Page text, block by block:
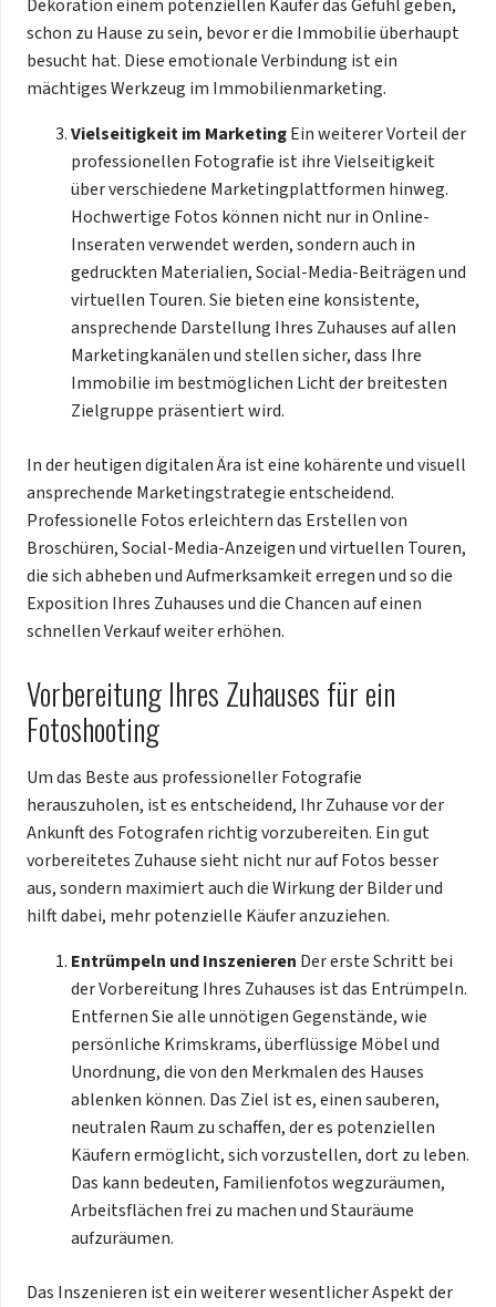
Dekoration einem potenziellen Käufer das Gefühl geben,
schon zu Hause zu sein, bevor er die Immobilie überhaupt
besucht hat. Diese emotionale Verbindung ist ein
mächtiges Werkzeug im Immobilienmarketing.
Vielseitigkeit im MarketingEin weiterer Vorteil der
professionellen Fotografie ist ihre Vielseitigkeit
über verschiedene Marketingplattformen hinweg.
Hochwertige Fotos können nicht nur in Online-
Inseraten verwendet werden, sondern auch in
gedruckten Materialien, Social-Media-Beiträgen und
virtuellen Touren. Sie bieten eine konsistente,
ansprechende Darstellung Ihres Zuhauses auf allen
Marketingkanälen und stellen sicher, dass Ihre
Immobilie im bestmöglichen Licht der breitesten
Zielgruppe präsentiert wird.
In der heutigen digitalen Ära ist eine kohärente und visuell
ansprechende Marketingstrategie entscheidend.
Professionelle Fotos erleichtern das Erstellen von
Broschüren, Social-Media-Anzeigen und virtuellen Touren,
die sich abheben und Aufmerksamkeit erregen und so die
Exposition Ihres Zuhauses und die Chancen auf einen
schnellen Verkauf weiter erhöhen.
Vorbereitung Ihres Zuhauses für ein
Fotoshooting
Um das Beste aus professioneller Fotografie
herauszuholen, ist es entscheidend, Ihr Zuhause vor der
Ankunft des Fotografen richtig vorzubereiten. Ein gut
vorbereitetes Zuhause sieht nicht nur auf Fotos besser
aus, sondern maximiert auch die Wirkung der Bilder und
hilft dabei, mehr potenzielle Käufer anzuziehen.
Entrümpeln und Inszenieren Der erste Schritt bei
der Vorbereitung Ihres Zuhauses ist das Entrümpeln.
Entfernen Sie alle unnötigen Gegenstände, wie
persönliche Krimskrams, überflüssige Möbel und
Unordnung, die von den Merkmalen des Hauses
ablenken können. Das Ziel ist es, einen sauberen,
neutralen Raum zu schaffen, der es potenziellen
Käufern ermöglicht, sich vorzustellen, dort zu leben.
Das kann bedeuten, Familienfotos wegzuräumen,
Arbeitsflächen frei zu machen und Stauräume
aufzuräumen.
Das Inszenieren ist ein weiterer wesentlicher Aspekt der